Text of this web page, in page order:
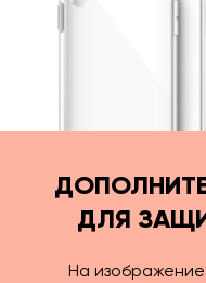
ДЛЯ
На